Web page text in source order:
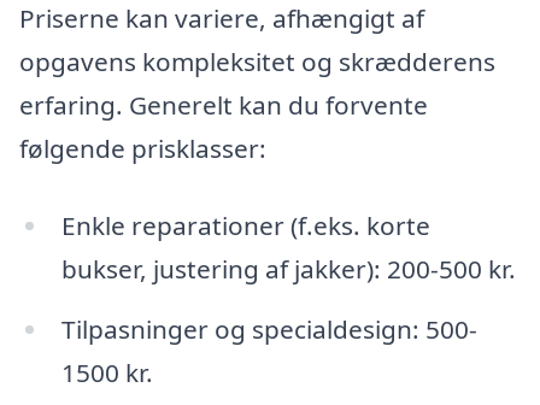
Priserne kan variere, afhængigt af
opgavens kompleksitet og skrædderens
erfaring. Generelt kan du forvente
følgende prisklasser:
Enkle reparationer (f.eks. korte
bukser, justering af jakker): 200-500 kr.
Tilpasninger og specialdesign: 500-
1500 kr.